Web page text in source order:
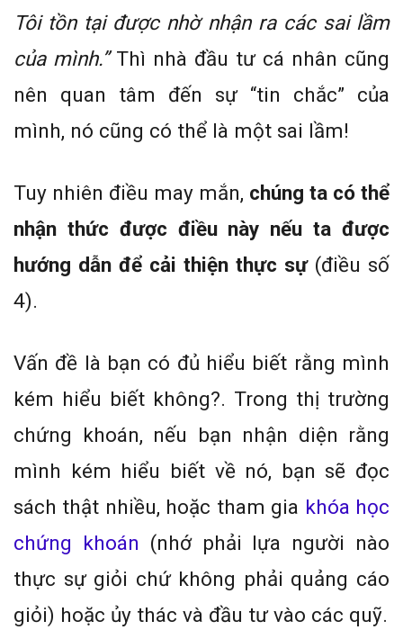
Tôi tồn tại được nhờ nhận ra các sai lầm
của mình.”Thì nhà đầu tư cá nhân cũng
nên quan tâm đến sự “tin chắc” của
mình, nó cũng có thể là một sai lầm!
Tuy nhiên điều may mắn, chúng ta có thể
nhận thức được điều này nếu ta được
hướng dẫn để cải thiện thực sự(điều số
4).
Vấn đề là bạn có đủ hiểu biết rằng mình
kém hiểu biết không?. Trong thị trường
chứng khoán, nếu bạn nhận diện rằng
mình kém hiểu biết về nó, bạn sẽ đọc
sách thật nhiều, hoặc tham gia khóa học
chứng khoán (nhớ phải lựa người nào
thực sự giỏi chứ không phải quảng cáo
giỏi) hoặc ủy thác và đầu tư vào các quỹ.